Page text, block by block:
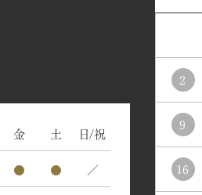
金 土
日/祝
● ●
／
2
9
16